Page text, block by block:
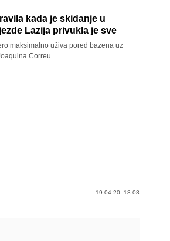
kada je skidanje u
Lazija privukla je sve
maksimalno uživa pored bazena uz
Correu.
19.04.20. 18:08